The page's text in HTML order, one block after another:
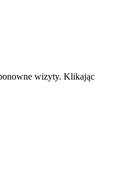
wizyty. Klikając